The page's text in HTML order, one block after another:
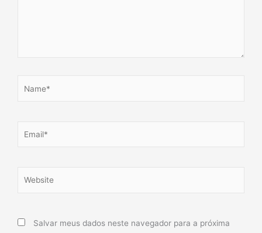
Salvar meus dados neste navegador para a próxima